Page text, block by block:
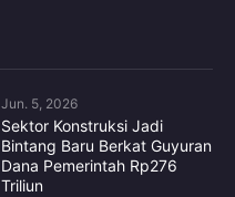
Jun. 5, 2026
Sektor Konstruksi Jadi
Bintang Baru Berkat Guyuran
Dana Pemerintah Rp276
Triliun